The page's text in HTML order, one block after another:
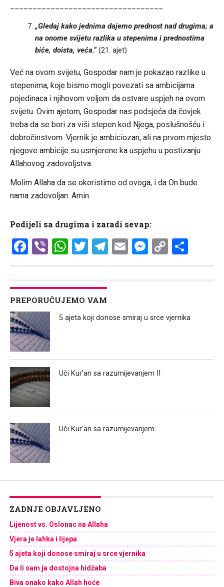
„Gledaj kako jednima dajemo prednost nad drugima; a
na onome svijetu razlika u stepenima i prednostima
biće, doista, veća.“(21. ajet)
Već na ovom svijetu, Gospodar nam je pokazao razlike u
stepenima, koje bismo mogli povezati sa ambicijama
pojedinaca i njihovom voljom da ostvare uspjeh na ovom
svijetu. Ovim ajetom, Gospodar nas podsjeća da čovjek
treba da se bori za viši stepen kod Njega, poslušnošću i
dobročinstvom. Vjernik je ambiciozan, ali na prvom mjesto
njegove ambicije su usmjerene ka uspjehu u postizanju
Allahovog zadovoljstva.
Molim Allaha da se okoristimo od ovoga, i da On bude
nama zadovoljan. Amin.
Podijeli sa drugima i zaradi sevap:
Facebook
ViberWhatsApp
Twitter
Telegram
EmailCopy
PREPORUČUJEMO VAM
5 ajeta koji donose smiraj u srce vjernika
Uči Kur’an sa razumijevanjem II
Uči Kur’an sa razumijevanjem
ZADNJE OBJAVLJENO
Lijenost vs. Oslonac na Allaha
Vjera je lahka i lijepa
5 ajeta koji donose smiraj u srce vjernika
Da li sam ja dostojna hidžaba
Biva onako kako Allah hoće